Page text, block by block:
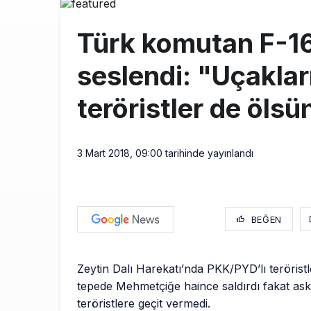
11:13 THY’nin
10:48 TOLUN
Türk komutan F-
seslendi:
teröristler de
3 Mart 2018, 09:00 tarihinde yayınlandı
BEĞEN
​Zeytin Dalı Harekatı’nda PKK/PYD’lı
tepede Mehmetçiğe haince saldırdı fakat
teröristlere geçit vermedi.